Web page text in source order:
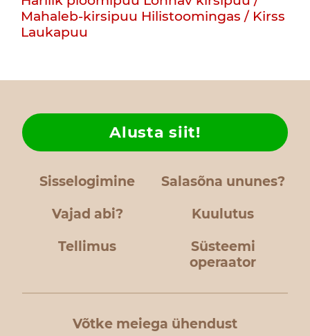
Mahaleb-kirsipuu Hilistoomingas / Kirss
Laukapuu
Sisselogimine Salasõna ununes?
Vajad abi?
Alusta siit!
Kuulutus
Tellimus
Süsteemi
operaator
Võtke meiega ühendust